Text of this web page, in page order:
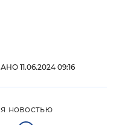
11.06.2024 09:16
новостью